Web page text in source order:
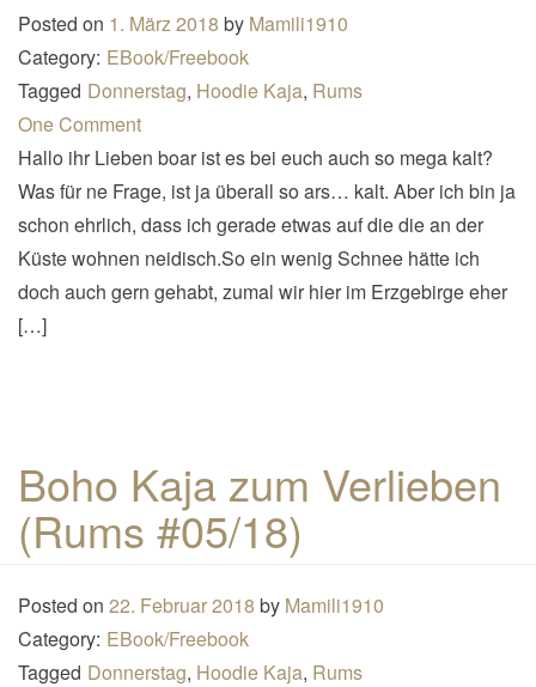
Posted on 1. März 2018 by Mamili1910
Category: EBook/Freebook
Tagged Donnerstag, Hoodie Kaja, Rums
One Comment
Hallo ihr Lieben boar ist es bei euch auch so mega kalt?
Was für ne Frage, ist ja überall so ars… kalt. Aber ich bin ja
schon ehrlich, dass ich gerade etwas auf die die an der
Küste wohnen neidisch.So ein wenig Schnee hätte ich
doch auch gern gehabt, zumal wir hier im Erzgebirge eher
[…]
Boho Kaja zum Verlieben
(Rums #05/18)
Posted on 22. Februar 2018 by Mamili1910
Category: EBook/Freebook
Tagged Donnerstag, Hoodie Kaja, Rums